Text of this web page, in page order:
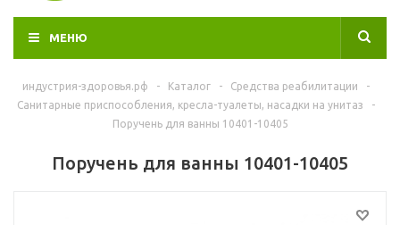
МЕНЮ
индустрия-здоровья.рф - Каталог - Средства реабилитации
-
Санитарные приспособления, кресла-туалеты, насадки на унитаз
-
Поручень для ванны 10401-10405
Поручень для ванны 10401-10405